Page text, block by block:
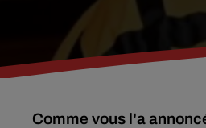
Comme vous l'a